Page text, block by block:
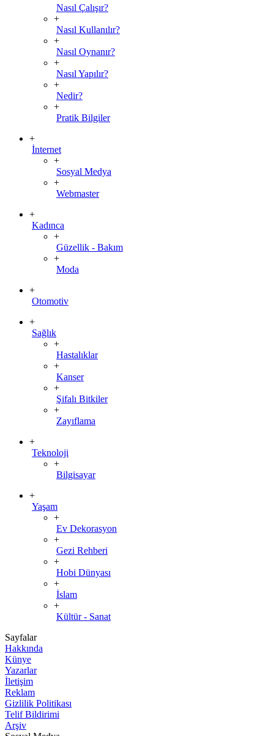
Nasıl Çalışır?
+
Nasıl Kullanılır?
+
Nasıl Oynanır?
+
Nasıl Yapılır?
+
Nedir?
+
Pratik Bilgiler
+
İnternet
+
Sosyal Medya
+
Webmaster
+
Kadınca
+
Güzellik - Bakım
+
Moda
+
Otomotiv
+
Sağlık
+
Hastalıklar
+
Kanser
+
Şifalı Bitkiler
+
Zayıflama
+
Teknoloji
+
Bilgisayar
+
Yaşam
+
Ev Dekorasyon
+
Gezi Rehberi
+
Hobi Dünyası
+
İslam
+
Kültür - Sanat
Sayfalar
Hakkında
Künye
Yazarlar
İletişim
Reklam
Gizlilik Politikası
Telif Bildirimi
Arşiv